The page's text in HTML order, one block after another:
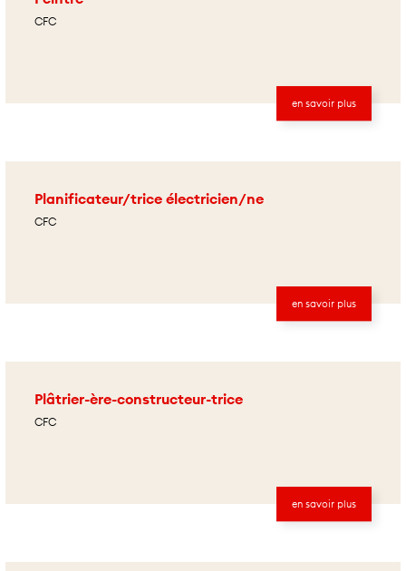
CFC
en savoir plus
Planificateur/trice électricien/ne
CFC
en savoir plus
Plâtrier-ère-constructeur-trice
CFC
en savoir plus